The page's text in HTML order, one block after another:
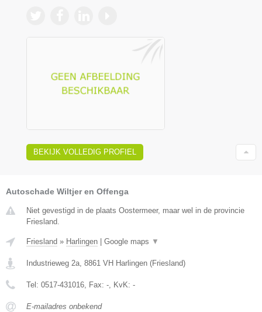
BEKIJK VOLLEDIG PROFIEL
Autoschade Wiltjer en Offenga
Niet gevestigd in de plaats Oostermeer, maar wel in de provincie
Friesland.
Friesland » Harlingen Google maps ▼
Industrieweg 2a, 8861 VH Harlingen (Friesland)
Tel: 0517-431016, Fax: -, KvK: -
E-mailadres onbekend